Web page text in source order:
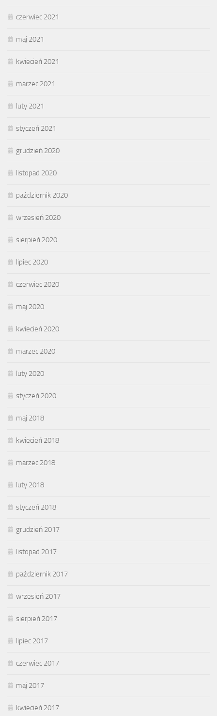
czerwiec 2021
maj 2021
kwiecień 2021
marzec 2021
luty 2021
styczeń 2021
grudzień 2020
listopad 2020
październik 2020
wrzesień 2020
sierpień 2020
lipiec 2020
czerwiec 2020
maj 2020
kwiecień 2020
marzec 2020
luty 2020
styczeń 2020
maj 2018
kwiecień 2018
marzec 2018
luty 2018
styczeń 2018
grudzień 2017
listopad 2017
październik 2017
wrzesień 2017
sierpień 2017
lipiec 2017
czerwiec 2017
maj 2017
kwiecień 2017